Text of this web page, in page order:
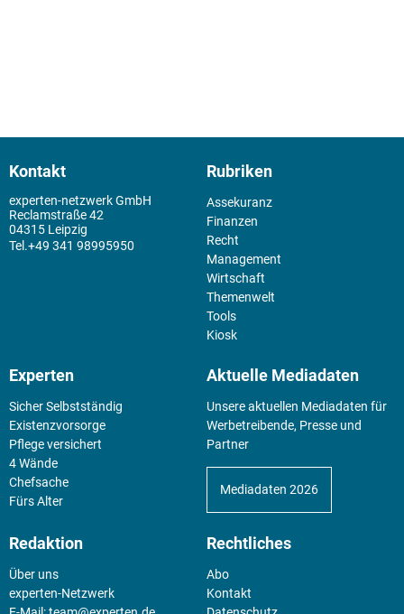
Kontakt
experten-netzwerk GmbH
Reclamstraße 42
04315 Leipzig
+49 341 98995950
Rubriken
Assekuranz
Finanzen
Recht
Management
Wirtschaft
Themenwelt
Tools
Kiosk
Experten
Sicher Selbstständig
Existenz­vorsorge
Pflege versichert
4 Wände
Chefsache
Fürs Alter
Aktuelle Mediadaten
Unsere aktuellen Mediadaten für
Werbetreibende, Presse und
Partner
Mediadaten 2026
Redaktion
Über uns
experten-Netzwerk
Rechtliches
Abo
Kontakt